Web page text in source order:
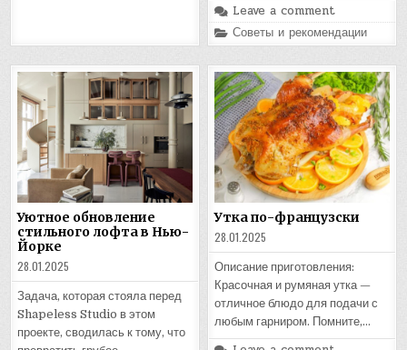
Leave a comment
Posted
in
Советы и рекомендации
Уютное обновление
стильного лофта в Нью-
Йорке
28.01.2025
Задача, которая стояла перед
Shapeless Studio в этом
проекте, сводилась к тому, что
Утка по-французски
28.01.2025
Описание приготовления:
Красочная и румяная утка —
отличное блюдо для подачи с
любым гарниром. Помните,…